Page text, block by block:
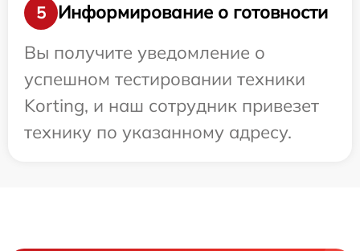
5
Информирование о готовности
Вы получите уведомление о
успешном тестировании техники
Korting, и наш сотрудник привезет
технику по указанному адресу.